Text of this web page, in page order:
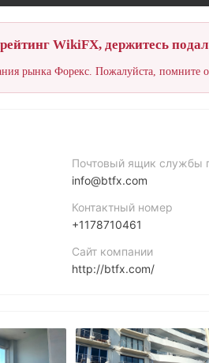
WikiFX, держитесь
рынка Форекс. Пожалуйста, помните
Почтовый ящик службы
info@btfx.com
Контактный номер
+1178710461
Сайт компании
http://btfx.com/